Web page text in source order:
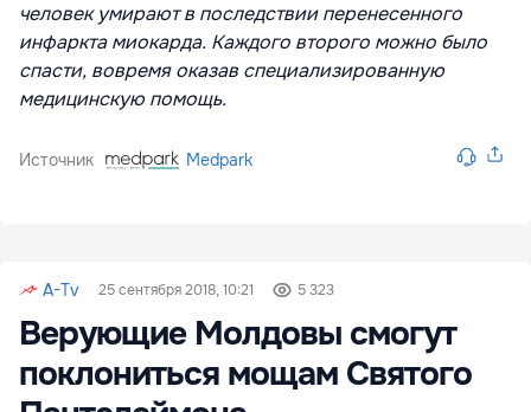
человек умирают в последствии перенесенного
инфаркта миокарда. Каждого второго можно было
спасти, вовремя оказав специализированную
медицинскую помощь.
Источник Medpark
A-Tv 25 сентября 2018, 10:21 5 323
Верующие Молдовы смогут
поклониться мощам Святого